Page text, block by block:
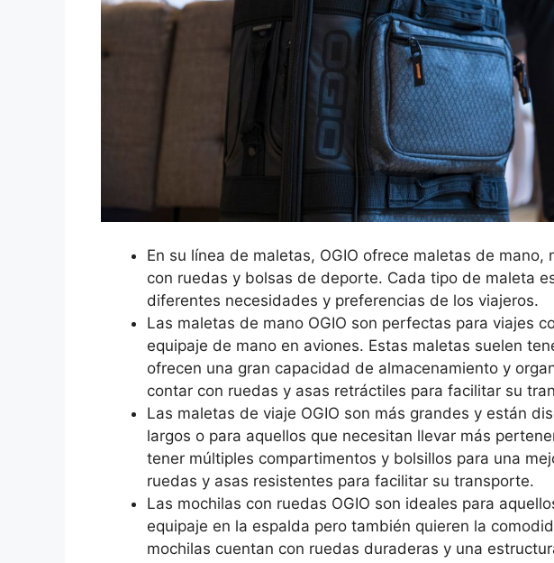
En su línea de maletas, OGIO ofrece maletas de mano,
con ruedas y bolsas de deporte. Cada tipo de maleta
diferentes necesidades y preferencias de los viajeros.
Las maletas de mano OGIO son perfectas para viajes
equipaje de mano en aviones. Estas maletas suelen
ofrecen una gran capacidad de almacenamiento y
contar con ruedas y asas retráctiles para facilitar su
Las maletas de viaje OGIO son más grandes y están
largos o para aquellos que necesitan llevar más
tener múltiples compartimentos y bolsillos para una
ruedas y asas resistentes para facilitar su transporte.
Las mochilas con ruedas OGIO son ideales para
equipaje en la espalda pero también quieren la
mochilas cuentan con ruedas duraderas y una